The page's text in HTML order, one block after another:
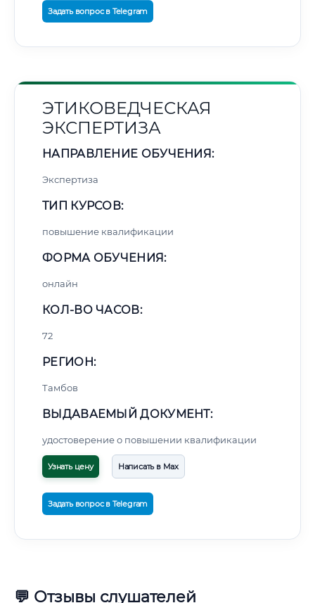
Задать вопрос в Telegram
ЭТИКОВЕДЧЕСКАЯ
ЭКСПЕРТИЗА
НАПРАВЛЕНИЕ ОБУЧЕНИЯ:
Экспертиза
ТИП КУРСОВ:
повышение квалификации
ФОРМА ОБУЧЕНИЯ:
онлайн
КОЛ-ВО ЧАСОВ:
72
РЕГИОН:
Тамбов
ВЫДАВАЕМЫЙ ДОКУМЕНТ:
удостоверение о повышении квалификации
Узнать цену Написать в Max
Задать вопрос в Telegram
💬 Отзывы слушателей